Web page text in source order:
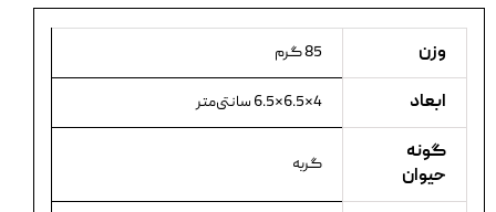
وزن 85 گرم
ابعاد 4×6.5×6.5 سانتی‌متر
گونه
حیوان
گربه